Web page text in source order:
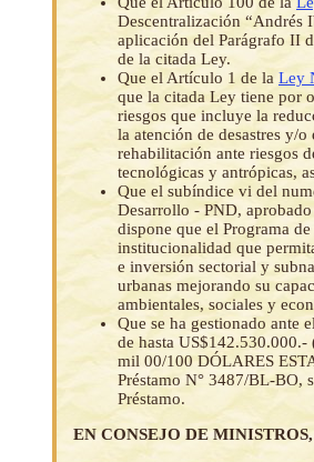
Descentralización “Andrés
aplicación del Parágrafo II
de la citada Ley.
Que el Artículo 1 de la Ley
que la citada Ley tiene por
riesgos que incluye la
la atención de desastres y/
rehabilitación ante riesgos
tecnológicas y antrópicas,
Que el subíndice vi del
Desarrollo - PND,
dispone que el Programa
institucionalidad que
e inversión sectorial y
urbanas mejorando su
ambientales, sociales y
Que se ha gestionado ante
de hasta
mil 00/100 DÓLARES
Préstamo N° 3487/BL-BO,
Préstamo.
EN CONSEJO DE MINISTROS,